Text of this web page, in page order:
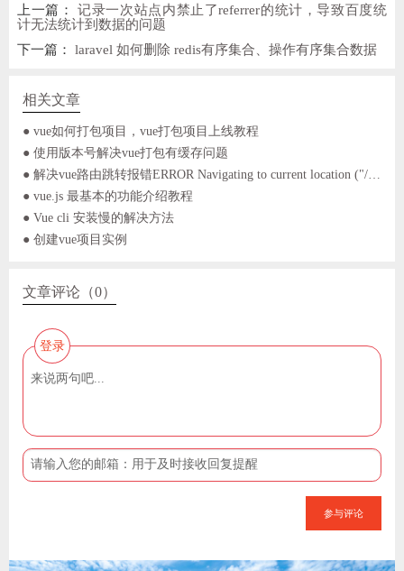
上一篇：记录一次站点内禁止了referrer的统计，导致百度统
计无法统计到数据的问题
下一篇：laravel 如何删除 redis有序集合、操作有序集合数据
相关文章
● vue如何打包项目，vue打包项目上线教程
● 使用版本号解决vue打包有缓存问题
● 解决vue路由跳转报错ERROR Navigating to current location ("/login") is not allowed
● vue.js 最基本的功能介绍教程
● Vue cli 安装慢的解决方法
● 创建vue项目实例
文章评论（0）
登录
参与评论